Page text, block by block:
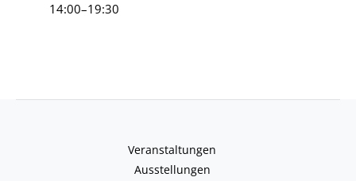
14:00–19:30
Veranstaltungen
Ausstellungen